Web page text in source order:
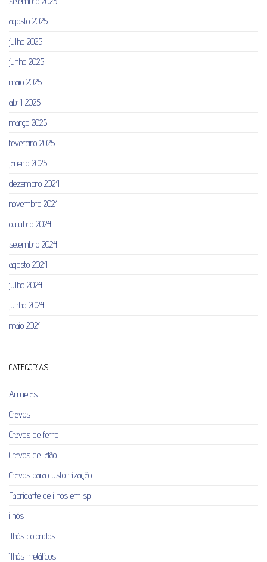
agosto 2025
julho 2025
junho 2025
maio 2025
abril 2025
março 2025
fevereiro 2025
janeiro 2025
dezembro 2024
novembro 2024
outubro 2024
setembro 2024
agosto 2024
julho 2024
junho 2024
maio 2024
CATEGORIAS
Arruelas
Cravos
Cravos de ferro
Cravos de latão
Cravos para customização
Fabricante de ilhos em sp
ilhós
Ilhós coloridos
Ilhós metálicos